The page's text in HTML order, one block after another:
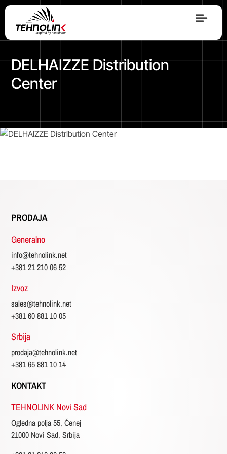
DELHAIZZE Distribution
Center
PRODAJA
Generalno
info@tehnolink.net
+381 21 210 06 52
Izvoz
sales@tehnolink.net
+381 60 881 10 05
Srbija
prodaja@tehnolink.net
+381 65 881 10 14
KONTAKT
TEHNOLINK Novi Sad
Ogledna polja 55, Čenej
21000 Novi Sad, Srbija